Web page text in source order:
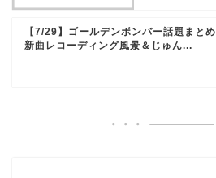
【7/29】ゴールデンボンバー話題まとめ
新曲レコーディング風景＆じゅん...